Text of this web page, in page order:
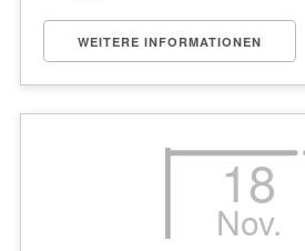
WEITERE INFORMATIONEN
18
Nov.